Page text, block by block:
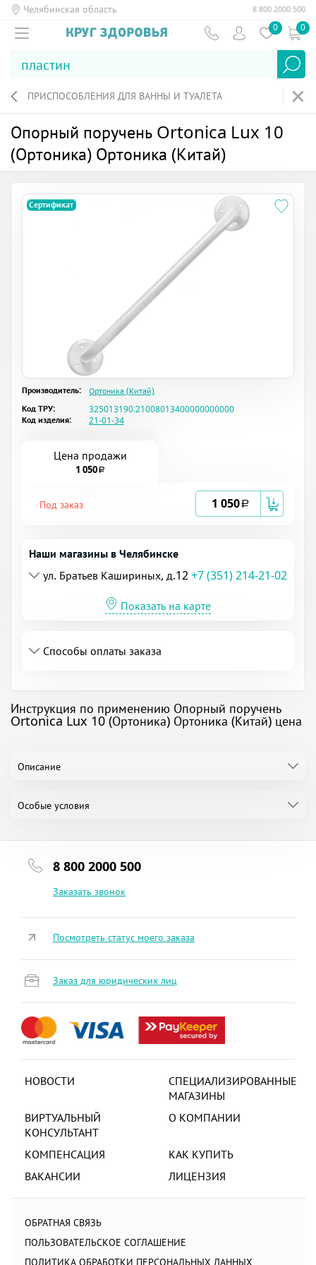
Челябинская область 8 800 2000 500
0 0
ПРИСПОСОБЛЕНИЯ ДЛЯ ВАННЫ И ТУАЛЕТА
Опорный поручень Ortonica Lux 10
(Ортоника) Ортоника (Китай)
Сертификат
Производитель:
Ортоника (Китай)
Код ТРУ:
325013190.21008013400000000000
Код изделия:
21-01-34
Цена продажи
1 050a
Под заказ 1 050a
Наши магазины в Челябинске
ул. Братьев Кашириных, д.12+7 (351) 214-21-02
Показать на карте
Способы оплаты заказа
Инструкция по применению Опорный поручень
Ortonica Lux 10 (Ортоника) Ортоника (Китай) цена
Описание
Особые условия
8 800 2000 500
Заказать звонок
НОВОСТИ
СПЕЦИАЛИЗИРОВАННЫЕ
МАГАЗИНЫ
ВИРТУАЛЬНЫЙ
КОНСУЛЬТАНТ
О КОМПАНИИ
КОМПЕНСАЦИЯ
КАК КУПИТЬ
ВАКАНСИИ
ЛИЦЕНЗИЯ
ОБРАТНАЯ СВЯЗЬ
ПОЛЬЗОВАТЕЛЬСКОЕ СОГЛАШЕНИЕ
ПОЛИТИКА ОБРАБОТКИ ПЕРСОНАЛЬНЫХ ДАННЫХ
Посмотреть статус моего заказа
Заказ для юридических лиц